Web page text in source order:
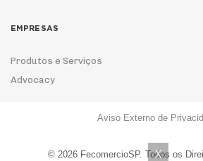
EMPRESAS
Produtos e Serviços
Advocacy
Aviso Externo de
© 2026 FecomercioSP. Todos os
X